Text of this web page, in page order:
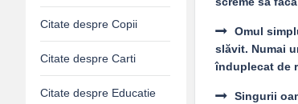
Omul
slăvit. Numai
înduplecat de
Singurii
Citate despre Copii
Citate despre Carti
Citate despre Educatie